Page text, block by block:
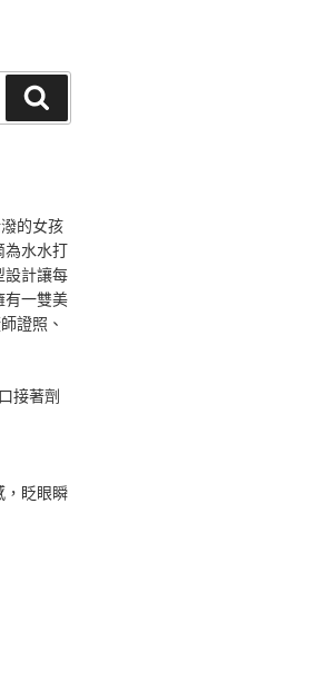
尋
的女孩
為水水打
設計讓每
一雙美
證照、
接著劑
，眨眼瞬